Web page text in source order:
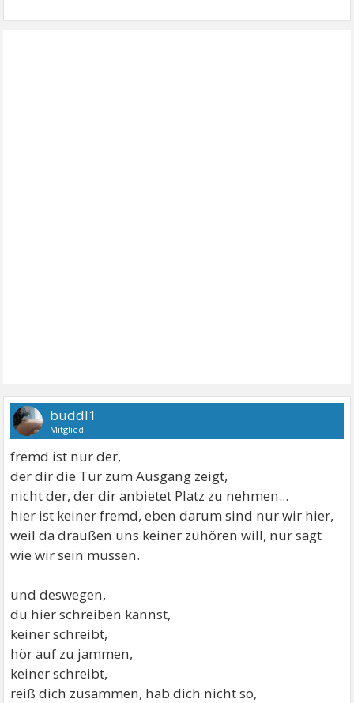
buddl1
Mitglied
fremd ist nur der,
der dir die Tür zum Ausgang zeigt,
nicht der, der dir anbietet Platz zu nehmen...
hier ist keiner fremd, eben darum sind nur wir hier,
weil da draußen uns keiner zuhören will, nur sagt
wie wir sein müssen.
und deswegen,
du hier schreiben kannst,
keiner schreibt,
hör auf zu jammen,
keiner schreibt,
reiß dich zusammen, hab dich nicht so,